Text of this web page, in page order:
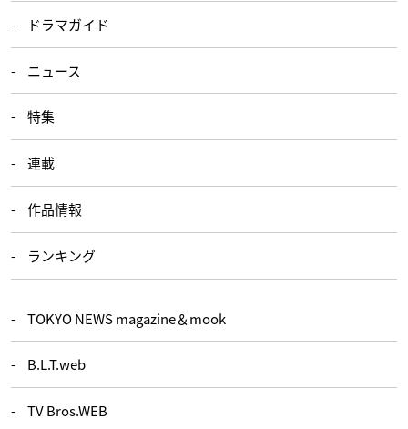
ドラマガイド
ニュース
特集
連載
作品情報
ランキング
TOKYO NEWS magazine＆mook
B.L.T.web
TV Bros.WEB